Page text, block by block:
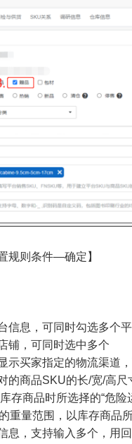
规则条件—确定】
信息，可同时勾选多个
铺，可同时选中多个
买家指定的物流渠道
商品SKU的长/宽/高尺
存商品时所选择的“危险
重量范围，以库存商品
息，支持输入多个，用